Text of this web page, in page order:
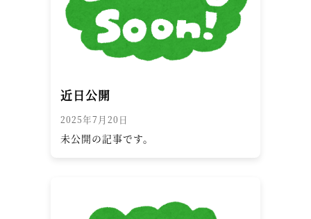
近日公開
2025年7月20日
未公開の記事です。